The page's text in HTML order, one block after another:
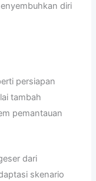
diri
persiapan
tambah
pemantauan
dari
skenario